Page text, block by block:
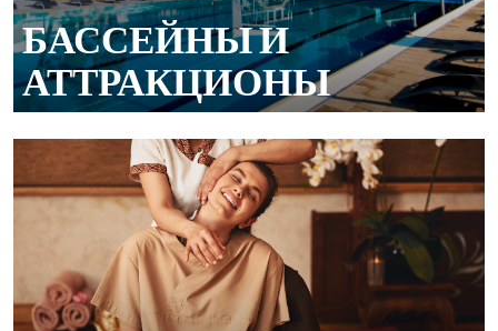
БАССЕЙНЫ И
АТТРАКЦИОНЫ